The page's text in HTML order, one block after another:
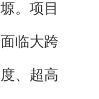
塬。项目
面临大跨
度、超高